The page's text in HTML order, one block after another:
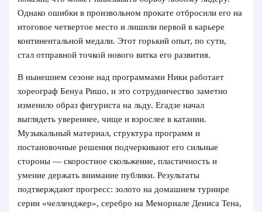
Однако ошибки в произвольном прокате отбросили его на
итоговое четвертое место и лишили первой в карьере
континентальной медали. Этот горький опыт, по сути,
стал отправной точкой нового витка его развития.
В нынешнем сезоне над программами Ники работает
хореограф Бенуа Ришо, и это сотрудничество заметно
изменило образ фигуриста на льду. Егадзе начал
выглядеть увереннее, чище и взрослее в катании.
Музыкальный материал, структура программ и
постановочные решения подчеркивают его сильные
стороны — скоростное скольжение, пластичность и
умение держать внимание публики. Результаты
подтверждают прогресс: золото на домашнем турнире
серии «челленджер», серебро на Мемориале Дениса Тена,